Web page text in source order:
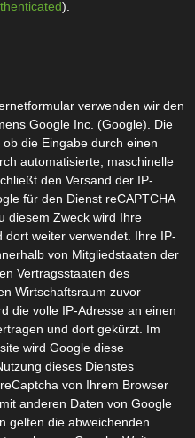
).
verwenden wir den
Google Inc. (Google). Die
die Eingabe durch einen
automatisierte, maschinelle
den Versand der IP-
für den Dienst reCAPTCHA
diesem Zweck wird Ihre
dort weiter verwendet. Ihre IP-
von Mitgliedstaaten der
Vertragsstaaten des
Wirtschaftsraum zuvor
die volle IP-Adresse an einen
und dort gekürzt. Im
wird Google diese
dieses Dienstes
von Ihrem Browser
anderen Daten von Google
gelten die abweichenden